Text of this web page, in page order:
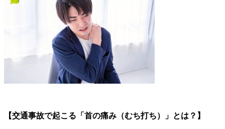
【交通事故で起こる「首の痛み（むち打ち）」とは？】